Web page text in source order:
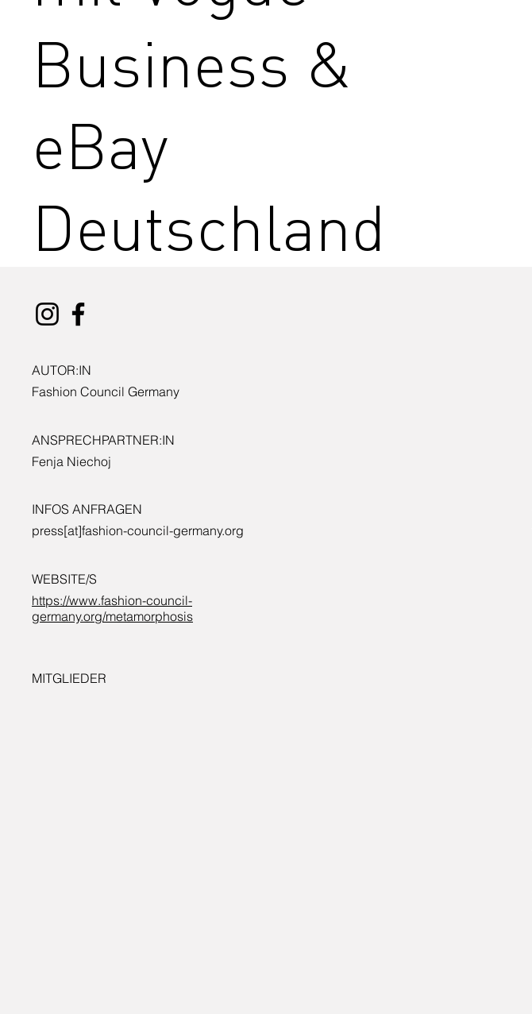
AUTOR:IN
Fashion Council Germany
ANSPRECHPARTNER:IN
Fenja Niechoj
INFOS ANFRAGEN
press[at]fashion-council-germany.org
WEBSITE/S
https://www.fashion-council-
germany.org/metamorphosis
MITGLIEDER
Business &
eBay
Deutschland